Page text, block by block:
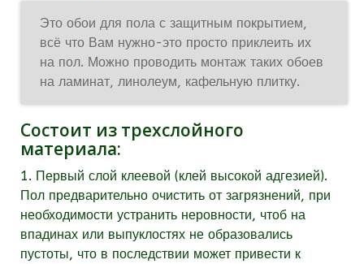
Это обои для пола с защитным покрытием,
всё что Вам нужно-это просто приклеить их
на пол. Можно проводить монтаж таких обоев
на ламинат, линолеум, кафельную плитку.
Состоит из трехслойного
материала:
1. Первый слой клеевой (клей высокой адгезией).
Пол предварительно очистить от загрязнений, при
необходимости устранить неровности, чтоб на
впадинах или выпуклостях не образовались
пустоты, что в последствии может привести к